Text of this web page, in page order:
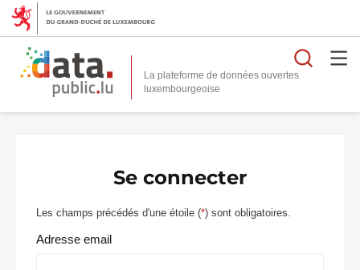
La plateforme de données ouvertes
Se connecter
Les champs précédés d'une étoile (*) sont obligatoires.
Adresse email